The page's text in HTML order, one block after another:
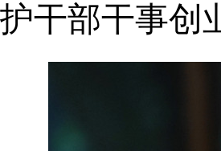
护干部干事创